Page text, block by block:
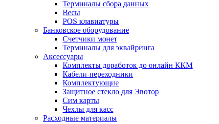
Терминалы сбора данных
Весы
POS клавиатуры
Банковское оборудование
Счетчики монет
Терминалы для эквайринга
Аксессуары
Комплекты доработок до онлайн ККМ
Кабели-переходники
Комплектующие
Защитное стекло для Эвотор
Сим карты
Чехлы для касс
Расходные материалы